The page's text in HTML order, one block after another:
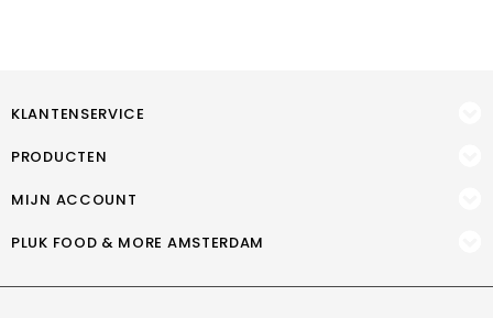
KLANTENSERVICE
PRODUCTEN
MIJN ACCOUNT
PLUK FOOD & MORE AMSTERDAM